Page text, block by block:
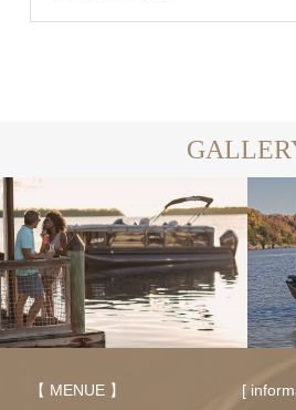
【 MENUE 】 [